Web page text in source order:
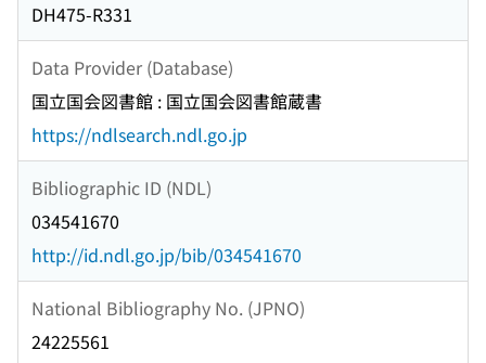
DH475-R331
Data Provider (Database)
国立国会図書館 : 国立国会図書館蔵書
https://ndlsearch.ndl.go.jp
Bibliographic ID (NDL)
034541670
http://id.ndl.go.jp/bib/034541670
National Bibliography No. (JPNO)
24225561